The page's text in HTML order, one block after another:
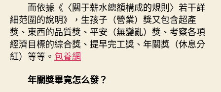
而依據《〈關于薪水總額構成的規則〉若干詳
細范圍的說明》，生孩子（營業）獎又包含超產
獎、東西的品質獎、平安（無變亂）獎、考察各項
經濟目標的綜合獎、提早完工獎、年關獎（休息分
紅）等等。 包養網
年關獎畢竟怎么發？